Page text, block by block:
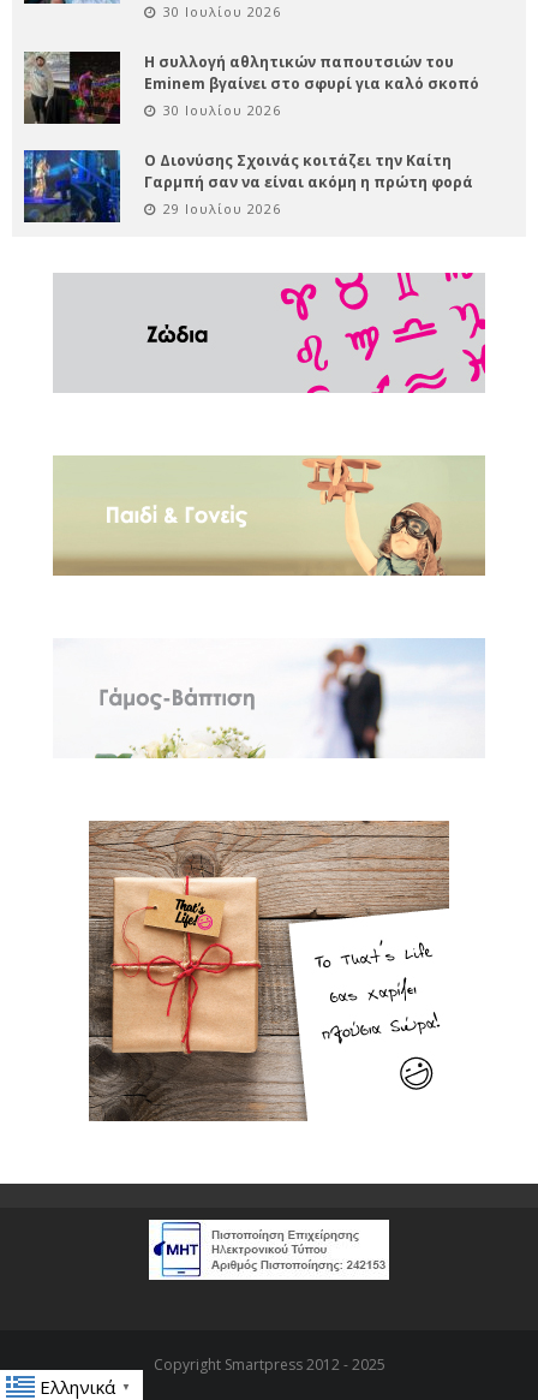
30 Ιουλίου 2026
Η συλλογή αθλητικών παπουτσιών του
Eminem βγαίνει στο σφυρί για καλό σκοπό
30 Ιουλίου 2026
Ο Διονύσης Σχοινάς κοιτάζει την Καίτη
Γαρμπή σαν να είναι ακόμη η πρώτη φορά
29 Ιουλίου 2026
Copyright Smartpress 2012 - 2025
Ελληνικά ▼